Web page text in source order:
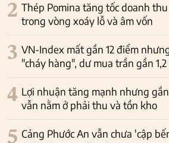
2 Thép Pomina tăng tốc doanh
trong vòng xoáy lỗ và âm vốn
3 VN-Index mất gần 12 điểm
"cháy hàng", dư mua trần gần
4 Lợi nhuận tăng mạnh nhưng gần
vẫn nằm ở phải thu và tồn kho
5 Cảng Phước An vẫn chưa 'cập